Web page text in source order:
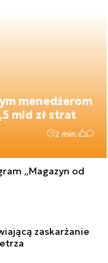
menedżerom
mld zł strat
2 min.
„Magazyn od
zaskarżanie